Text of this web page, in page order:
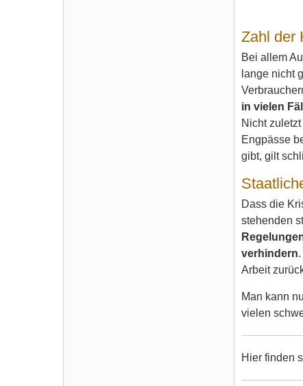
Zahl der
Bei allem
lange nicht
in vielen
Nicht
Engpässe
gibt, gilt
Dass die
stehenden
verhindern
Arbeit
Man kann
vielen
Hier finden